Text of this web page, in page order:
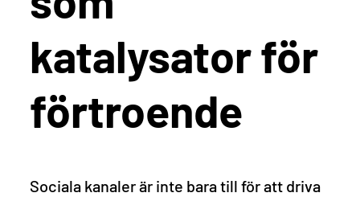
katalysator för
förtroende
Sociala kanaler är inte bara till för att driva